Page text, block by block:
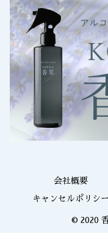
会社概要
キャンセルポリシー
© 2020